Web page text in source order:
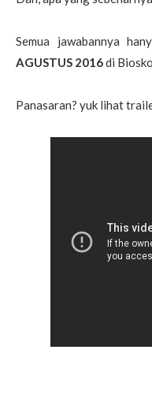
Semua jawabannya
AGUSTUS 2016di
Panasaran? yuk lihat